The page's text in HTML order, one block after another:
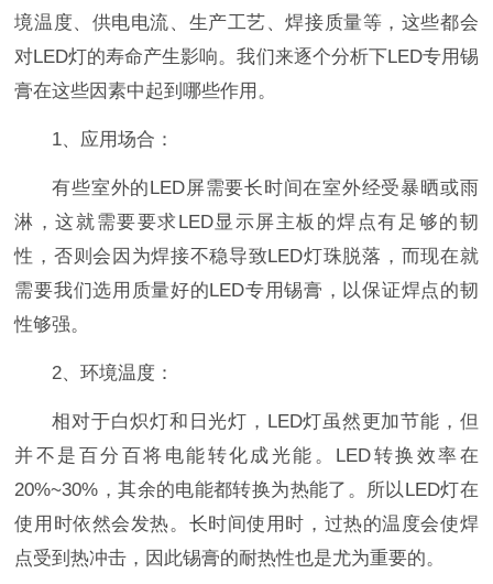
境温度、供电电流、生产工艺、焊接质量等，这些都会
对LED灯的寿命产生影响。我们来逐个分析下LED专用锡
膏在这些因素中起到哪些作用。
1、应用场合：
有些室外的LED屏需要长时间在室外经受暴晒或雨
淋，这就需要要求LED显示屏主板的焊点有足够的韧
性，否则会因为焊接不稳导致LED灯珠脱落，而现在就
需要我们选用质量好的LED专用锡膏，以保证焊点的韧
性够强。
2、环境温度：
相对于白炽灯和日光灯，LED灯虽然更加节能，但
并不是百分百将电能转化成光能。LED转换效率在
20%~30%，其余的电能都转换为热能了。所以LED灯在
使用时依然会发热。长时间使用时，过热的温度会使焊
点受到热冲击，因此锡膏的耐热性也是尤为重要的。